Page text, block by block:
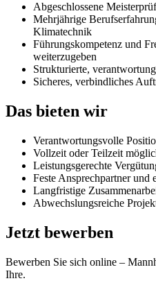
Abgeschlossene
Mehrjährige
Klimatechnik
Führungskompetenz und
weiterzugeben
Strukturierte,
Sicheres, verbindliches
Das bieten wir
Verantwortungsvolle
Vollzeit oder Teilzeit
Leistungsgerechte
Feste Ansprechpartner und
Langfristige
Abwechslungsreiche
Jetzt bewerben
Bewerben Sie sich online –
Ihre.